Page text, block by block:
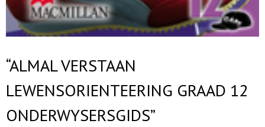
“ALMAL VERSTAAN
LEWENSORIENTEERING GRAAD 12
ONDERWYSERSGIDS”